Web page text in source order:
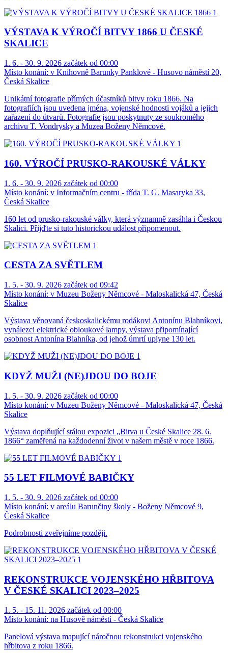
VÝSTAVA K VÝROČÍ BITVY 1866 U ČESKÉ
SKALICE
1. 6. - 30. 9. 2026 začátek od 00:00
Místo konání: v Knihovně Barunky Panklové - Husovo náměstí 20,
Česká Skalice
Unikátní fotografie přímých účastníků bitvy roku 1866. Na
fotografiích jsou uvedena jména, vojenské hodnosti vojáků a jejich
zařazení do útvarů. Fotografie jsou poskytnuty ze soukromého
archivu T. Vondrysky a Muzea Boženy Němcové.
160. VÝROČÍ PRUSKO-RAKOUSKÉ VÁLKY
1. 6. - 30. 9. 2026 začátek od 00:00
Místo konání: v Informačním centru - třída T. G. Masaryka 33,
Česká Skalice
160 let od prusko-rakouské války, která významně zasáhla i Českou
Skalici. Přijďte si tuto historickou událost připomenout.
CESTA ZA SVĚTLEM
1. 5. - 30. 9. 2026 začátek od 09:42
Místo konání: v Muzeu Boženy Němcové - Maloskalická 47, Česká
Skalice
Výstava věnovaná českoskalickému rodákovi Antonínu Blahníkovi,
vynálezci elektrické obloukové lampy, výstava připomínající
osobnost Antonína Blahníka, od jehož úmrtí uplyne 130 let.
KDYŽ MUŽI (NE)JDOU DO BOJE
1. 5. - 30. 9. 2026 začátek od 00:00
Místo konání: v Muzeu Boženy Němcové - Maloskalická 47, Česká
Skalice
Výstava doplňující stálou expozici „Bitva u České Skalice 28. 6.
1866“ zaměřená na každodenní život v našem městě v roce 1866.
55 LET FILMOVÉ BABIČKY
1. 5. - 30. 9. 2026 začátek od 00:00
Místo konání: v areálu Barunčiny školy - Boženy Němcové 9,
Česká Skalice
Podrobnosti zveřejníme později.
REKONSTRUKCE VOJENSKÉHO HŘBITOVA
V ČESKÉ SKALICI 2023–2025
1. 5. - 15. 11. 2026 začátek od 00:00
Místo konání: na Husově náměstí - Česká Skalice
Panelová výstava mapující náročnou rekonstrukci vojenského
hřbitova z roku 1866.